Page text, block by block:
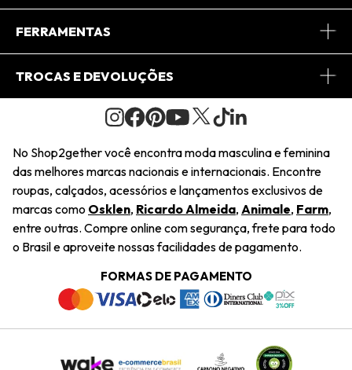
Journal
Saiu na Mídia
Sustentabilidade
Navegando
Termos e Condições
Trabalhe Conosco
Central de Relacionamento
Regulamento e Promoções
FERRAMENTAS
Minha Conta
Pedido de Presente
Wishlist
TROCAS E DEVOLUÇÕES
Condições Gerais
Troca Fácil
Restituição de Pagamento
Dúvidas Frequentes
Termos e Condições
Política de Privacidade
No Shop2gether você encontra moda masculina e feminina
das melhores marcas nacionais e internacionais. Encontre
roupas, calçados, acessórios e lançamentos exclusivos de
marcas como Osklen, Ricardo Almeida, Animale, Farm,
entre outras. Compre online com segurança, frete para todo
o Brasil e aproveite nossas facilidades de pagamento.
FORMAS DE PAGAMENTO